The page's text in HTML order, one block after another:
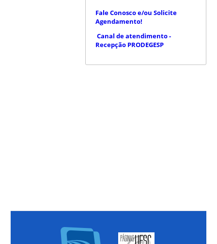
Fale Conosco e/ou Solicite
Agendamento!
Canal de atendimento -
Recepção PRODEGESP